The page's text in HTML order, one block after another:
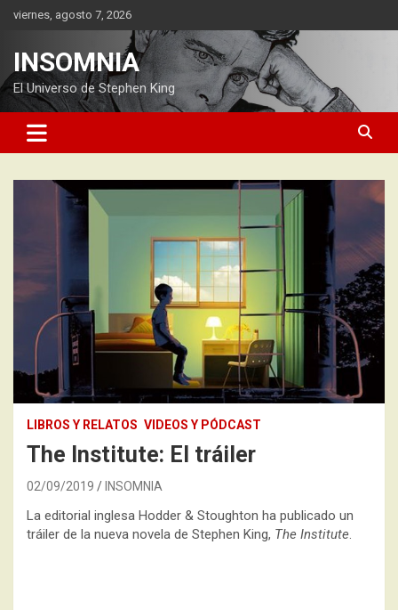
Saltarviernes, agosto 7, 2026
INSOMNIA
El Universo de Stephen King
LIBROS Y RELATOS VIDEOS Y PÓDCAST
The Institute: El tráiler
02/09/2019 INSOMNIA
La editorial inglesa Hodder & Stoughton ha publicado un
tráiler de la nueva novela de Stephen King, The Institute.